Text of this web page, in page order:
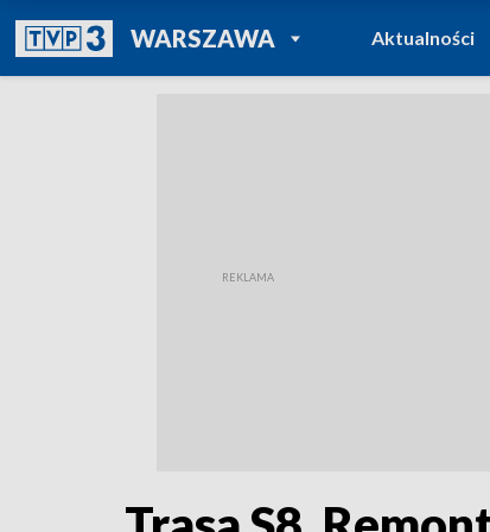
WARSZAWAPOWRÓT DO
TVP REGIONY
Aktualności